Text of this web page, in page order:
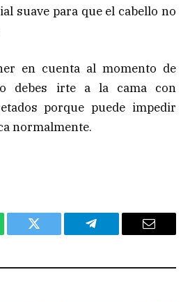
suave para que el cabello no
en cuenta al momento de
debes irte a la cama con
porque puede impedir
normalmente.
Twitter Telegram Email